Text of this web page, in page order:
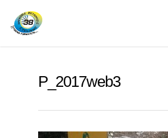
P_2017web3